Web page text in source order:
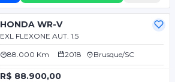
HONDA WR-V
EXL FLEXONE AUT. 1.5
88.000 Km 2018 Brusque/SC
R$ 88.900,00